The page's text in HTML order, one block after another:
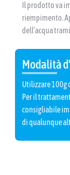
Il prodotto va
riempimento.
dell’acqua
Modalità
Utilizzare 100g
Per il
consigliabile
di qualunque